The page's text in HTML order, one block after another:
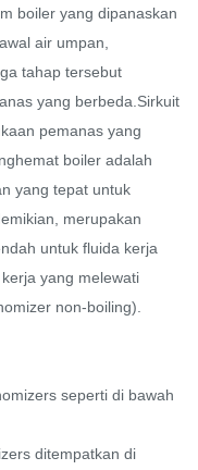
boiler yang dipanaskan
air umpan,
tahap tersebut
yang berbeda.Sirkuit
pemanas yang
boiler adalah
yang tepat untuk
merupakan
untuk fluida kerja
yang melewati
non-boiling).
seperti di bawah
ditempatkan di